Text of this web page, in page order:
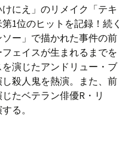
にえ」のリメイク「テキ
1位のヒットを記録！続く
ー」で描かれた事件の前
ェイスが生まれるまでを
演じたアンドリュー・ブ
殺人鬼を熱演。また、前
たベテラン俳優R・リ
る。